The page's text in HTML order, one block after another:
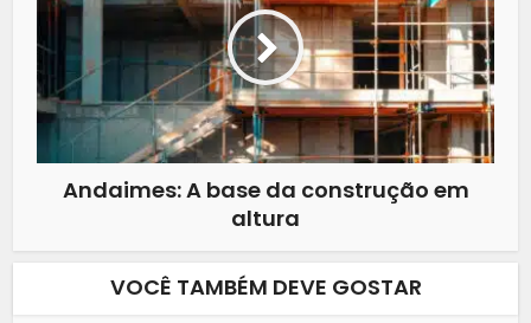
Andaimes: A base da construção em
altura
VOCÊ TAMBÉM DEVE GOSTAR